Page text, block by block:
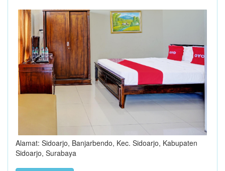
Alamat: Sidoarjo, Banjarbendo, Kec. Sidoarjo, Kabupaten
Sidoarjo, Surabaya